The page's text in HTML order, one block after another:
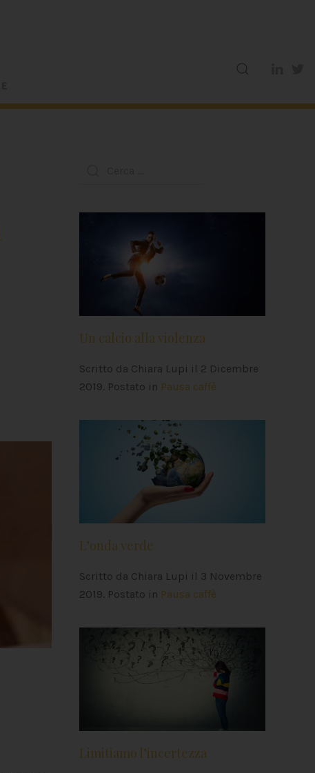
Un calcio alla violenza
Scritto da Chiara Lupi il 2 Dicembre
2019. Postato in Pausa caffè
L’onda verde
Scritto da Chiara Lupi il 3 Novembre
2019. Postato in Pausa caffè
Limitiamo l’incertezza